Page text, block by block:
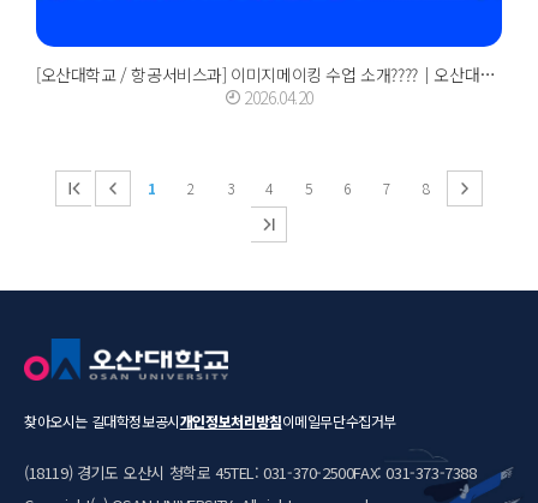
[오산대학교 / 항공서비스과] 이미지메이킹 수업 소개????｜오산대학교 Osan Universi...
2026.04.20
1 2 3 4 5 6 7 8
찾아오시는 길대학정보공시개인정보처리방침이메일무단수집거부
(18119) 경기도 오산시 청학로 45TEL: 031-370-2500FAX: 031-373-7388